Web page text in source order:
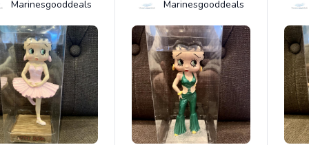
Marinesgooddeals Marinesgooddeals